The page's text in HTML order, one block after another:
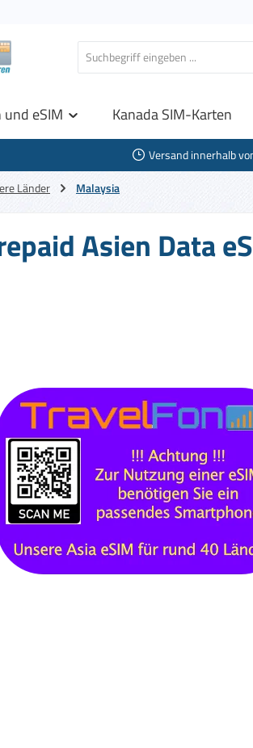
eSIM Kanada SIM-Karten
Versand innerhalb
Länder Malaysia
Asien Data